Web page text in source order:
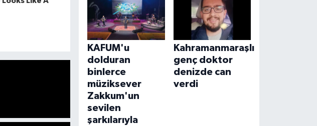
KAFUM'u
dolduran
binlerce
müziksever
Zakkum'un
sevilen
şarkılarıyla
Kahramanmaraşlı
genç doktor
denizde can
verdi